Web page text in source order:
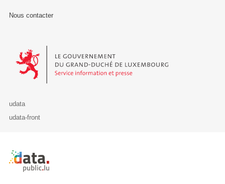
Nous contacter
Le Gouvernement du Grand-Duché de Luxembourg - Service
udata
udata-front
Retour à l'accueil de data.public.lu